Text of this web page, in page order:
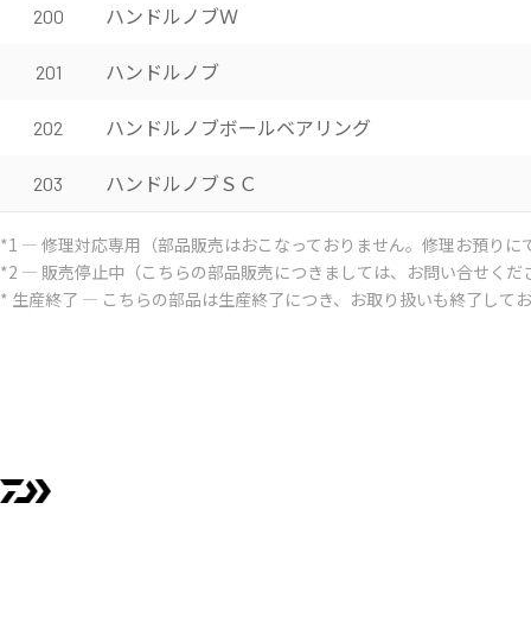
200 ハンドルノブＷ
201 ハンドルノブ
202 ハンドルノブボールベアリング
203 ハンドルノブＳＣ
*1 ― 修理対応専用（部品販売はおこなっておりません。修理お預りに
*2 ― 販売停止中（こちらの部品販売につきましては、お問い合せくだ
* 生産終了 ― こちらの部品は生産終了につき、お取り扱いも終了して